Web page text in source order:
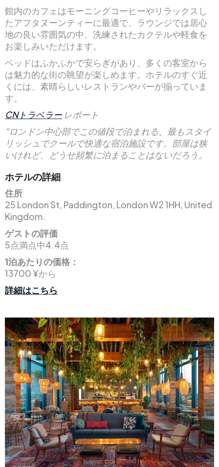
館内のカフェはモーニングコーヒーやリラックスし
たアフタヌーンティーに最適で、ラウンジでは居心
地の良い雰囲気の中、洗練されたカクテルや軽食を
お楽しみいただけます。
ベッドはふかふかで安らぎがあり、多くの客室から
は魅力的な街の眺望が楽しめます。ホテルのすぐ近
くには、素晴らしいレストランやバーが揃っていま
す。
CNトラベラー レポート
“ロンドン中心部でこの値段で泊まれる、最もスタイ
リッシュでクールで快適な宿泊施設です。部屋は狭
いけれど、どうせ頻繁に泊まることはないだろう。
ホテルの詳細
住所
25 London St, Paddington, London W2 1HH, United
Kingdom.
ゲストの評価
5点満点中4.4点
1泊あたりの価格：
13700 ¥から
詳細はこちら